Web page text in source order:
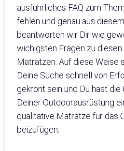
ausführliches FAQ zum
fehlen und genau aus
beantworten wir Dir wie
wichigsten Fragen zu diesen
Matratzen. Auf diese Weise
Deine Suche schnell von
gekrönt sein und Du hast die
Deiner Outdoorausrüstung
qualitative Matratze für das
beizufügen.